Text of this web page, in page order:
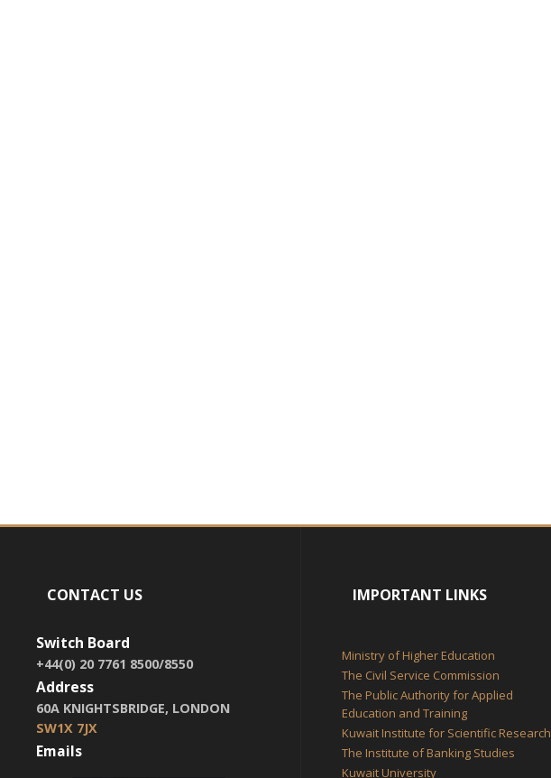
CONTACT US
Switch Board
+44(0) 20 7761 8500/8550
Address
60A KNIGHTSBRIDGE, LONDON
SW1X 7JX
Emails
IMPORTANT LINKS
Ministry of Higher Education
The Civil Service Commission
The Public Authority for Applied
Education and Training
Kuwait Institute for Scientific Research
The Institute of Banking Studies
Kuwait University